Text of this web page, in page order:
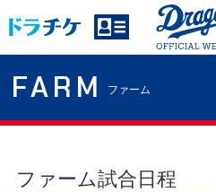
FARM ファーム
ファーム試合日程